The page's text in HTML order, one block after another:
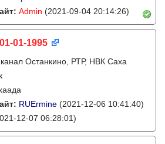
Admin (2021-09-04 20:14:26)
01-1995
Останкино, РТР, НВК Саха
RUErmine (2021-12-06 10:41:40)
12-07 06:28:01)